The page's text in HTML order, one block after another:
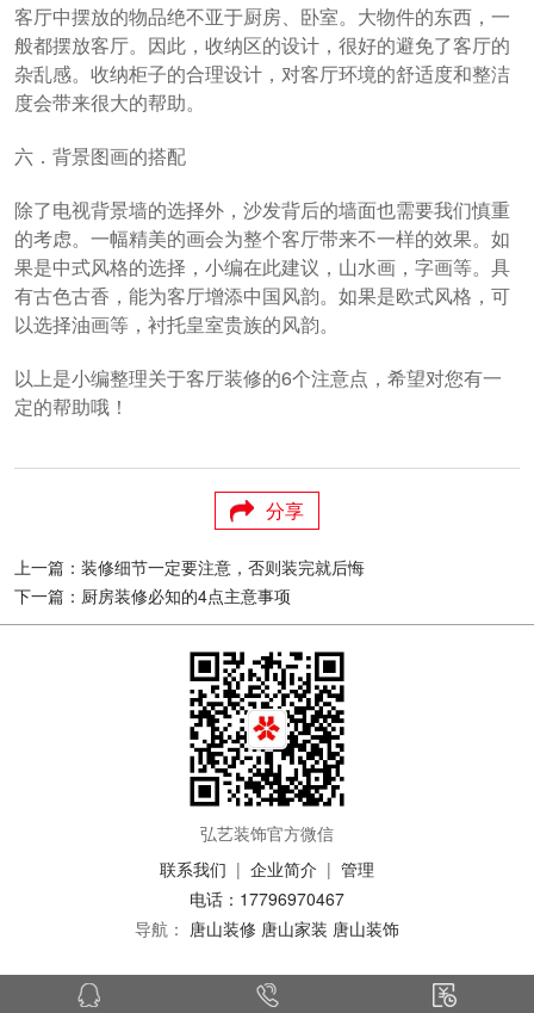
客厅中摆放的物品绝不亚于厨房、卧室。大物件的东西，一
般都摆放客厅。因此，收纳区的设计，很好的避免了客厅的
杂乱感。收纳柜子的合理设计，对客厅环境的舒适度和整洁
度会带来很大的帮助。
六．背景图画的搭配
除了电视背景墙的选择外，沙发背后的墙面也需要我们慎重
的考虑。一幅精美的画会为整个客厅带来不一样的效果。如
果是中式风格的选择，小编在此建议，山水画，字画等。具
有古色古香，能为客厅增添中国风韵。如果是欧式风格，可
以选择油画等，衬托皇室贵族的风韵。
以上是小编整理关于客厅装修的6个注意点，希望对您有一
定的帮助哦！
分享
上一篇：装修细节一定要注意，否则装完就后悔
下一篇：厨房装修必知的4点主意事项
弘艺装饰官方微信
联系我们 | 企业简介 | 管理
电话：17796970467
导航： 唐山装修 唐山家装 唐山装饰